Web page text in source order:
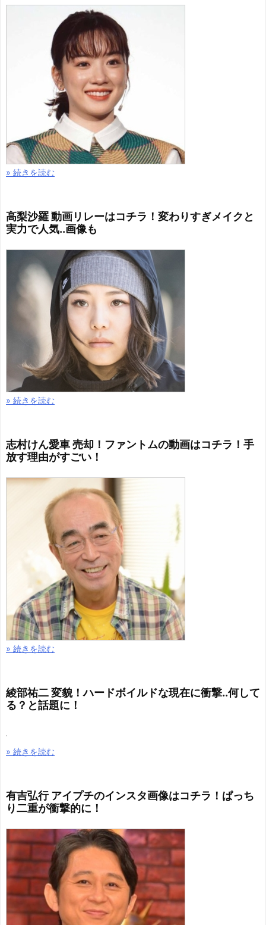
» 続きを読む
高梨沙羅 動画リレーはコチラ！変わりすぎメイクと
実力で人気..画像も
» 続きを読む
志村けん愛車 売却！ファントムの動画はコチラ！手
放す理由がすごい！
» 続きを読む
綾部祐二 変貌！ハードボイルドな現在に衝撃..何して
る？と話題に！
» 続きを読む
有吉弘行 アイプチのインスタ画像はコチラ！ぱっち
り二重が衝撃的に！